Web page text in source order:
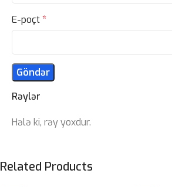
Rəylər
Hələ ki, rəy yoxdur.
E-poçt*
Related Products